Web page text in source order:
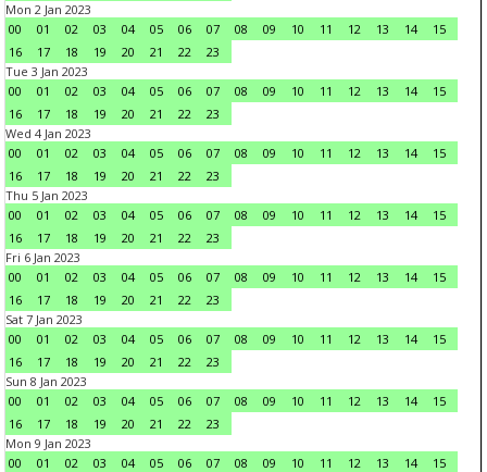
Mon 2 Jan 2023
00
01 02 03 04 05 06 07 08 09 10 11 12 13 14
15
16
17 18 19 20 21 22
23
Tue 3 Jan 2023
00
01 02 03 04 05 06 07 08 09 10 11 12 13 14
15
16
17 18 19 20 21 22
23
Wed 4 Jan 2023
00
01 02 03 04 05 06 07 08 09 10 11 12 13 14
15
16
17 18 19 20 21 22
23
Thu 5 Jan 2023
00
01 02 03 04 05 06 07 08 09 10 11 12 13 14
15
16
17 18 19 20 21 22
23
Fri 6 Jan 2023
00
01 02 03 04 05 06 07 08 09 10 11 12 13 14
15
16
17 18 19 20 21 22
23
Sat 7 Jan 2023
00
01 02 03 04 05 06 07 08 09 10 11 12 13 14
15
16
17 18 19 20 21 22
23
Sun 8 Jan 2023
00
01 02 03 04 05 06 07 08 09 10 11 12 13 14
15
16
17 18 19 20 21 22
23
Mon 9 Jan 2023
00
01 02 03 04 05 06 07 08 09 10 11 12 13 14 15